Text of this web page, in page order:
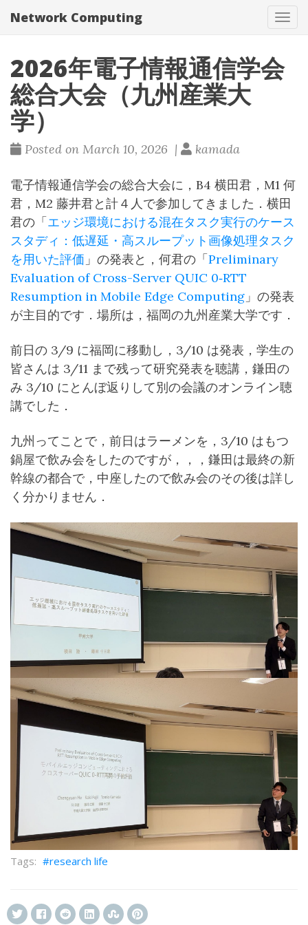
Network Computing
2026年電子情報通信学会
総合大会（九州産業大
学）
Posted on March 10, 2026 | kamada
電子情報通信学会の総合大会に，B4 横田君，M1 何
君，M2 藤井君と計４人で参加してきました．横田
君の「エッジ環境における混在タスク実行のケース
スタディ：低遅延・高スループット画像処理タスク
を用いた評価 」の発表と，何君の「Preliminary
Evaluation of Cross-Server QUIC 0‑RTT
Resumption in Mobile Edge Computing 」の発表
が主目的です．場所は，福岡の九州産業大学です．
前日の 3/9 に福岡に移動し，3/10 は発表，学生の
皆さんは 3/11 まで残って研究発表を聴講，鎌田の
み 3/10 にとんぼ返りして別の会議のオンライン聴
講でした．
九州ってことで，前日はラーメンを，3/10 はもつ
鍋屋で飲み会をしたのですが，，，鎌田は最終の新
幹線の都合で，中座したので飲み会のその後は詳し
く分かりません．
research life